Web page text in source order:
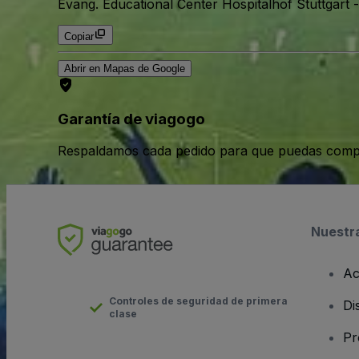
Evang. Educational Center Hospitalhof Stuttgart -
Copiar
Abrir en Mapas de Google
Garantía de viagogo
Respaldamos cada pedido para que puedas
Controles de seguridad de primera
clase